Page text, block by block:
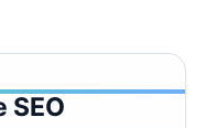
SEO